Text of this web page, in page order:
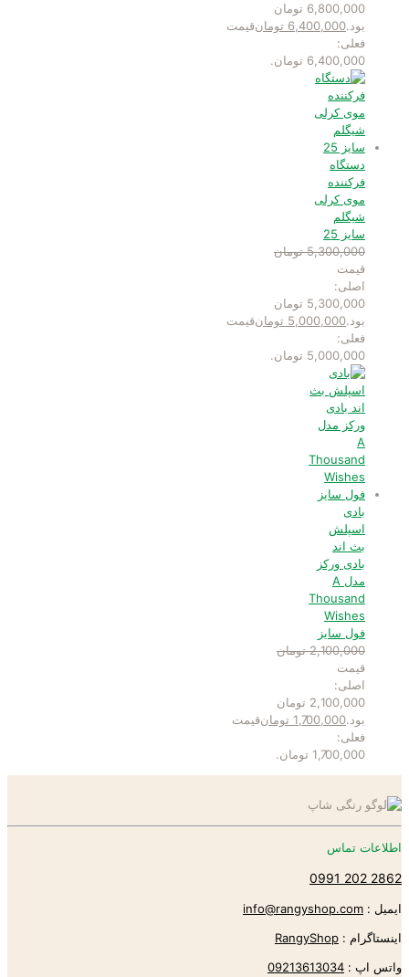
6,800,000 تومان
بود.6,400,000 تومانقیمت
فعلی:
6,400,000 تومان.
دستگاه
فرکننده
موی کرلی
شیگلم
سایز 25
5,300,000 تومان
قیمت
اصلی:
5,300,000 تومان
بود.5,000,000 تومانقیمت
فعلی:
5,000,000 تومان.
بادی
اسپلش
بث اند
بادی ورکز
مدل A
Thousand
Wishes
فول سایز
2,100,000 تومان
قیمت
اصلی:
2,100,000 تومان
بود.1,700,000 تومانقیمت
فعلی:
1,700,000 تومان.
اطلاعات تماس
2862 202 0991
ایمیل : info@rangyshop.com
اینستاگرام : RangyShop
واتس اپ : 09213613034